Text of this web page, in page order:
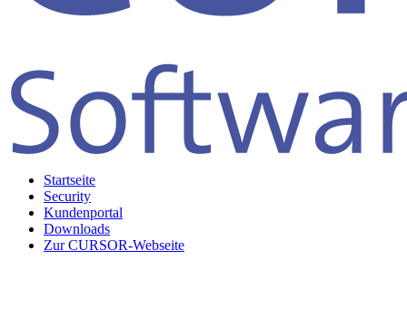
Startseite
Security
Kundenportal
Downloads
Zur CURSOR-Webseite